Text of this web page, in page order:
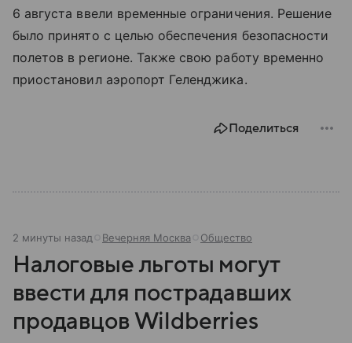
6 августа ввели временные ограничения. Решение
было принято с целью обеспечения безопасности
полетов в регионе. Также свою работу временно
приостановил аэропорт Геленджика.
Поделиться
2 минуты назад Вечерняя Москва Общество
Налоговые льготы могут
ввести для пострадавших
продавцов Wildberries